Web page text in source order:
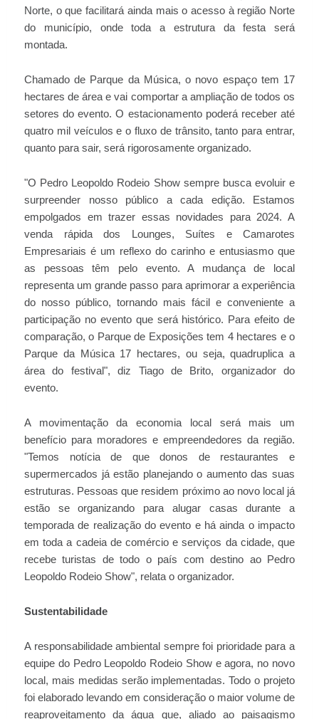
Norte, o que facilitará ainda mais o acesso à região Norte
do município, onde toda a estrutura da festa será
montada.
Chamado de Parque da Música, o novo espaço tem 17
hectares de área e vai comportar a ampliação de todos os
setores do evento. O estacionamento poderá receber até
quatro mil veículos e o fluxo de trânsito, tanto para entrar,
quanto para sair, será rigorosamente organizado.
"O Pedro Leopoldo Rodeio Show sempre busca evoluir e
surpreender nosso público a cada edição. Estamos
empolgados em trazer essas novidades para 2024. A
venda rápida dos Lounges, Suítes e Camarotes
Empresariais é um reflexo do carinho e entusiasmo que
as pessoas têm pelo evento. A mudança de local
representa um grande passo para aprimorar a experiência
do nosso público, tornando mais fácil e conveniente a
participação no evento que será histórico. Para efeito de
comparação, o Parque de Exposições tem 4 hectares e o
Parque da Música 17 hectares, ou seja, quadruplica a
área do festival", diz Tiago de Brito, organizador do
evento.
A movimentação da economia local será mais um
benefício para moradores e empreendedores da região.
"Temos notícia de que donos de restaurantes e
supermercados já estão planejando o aumento das suas
estruturas. Pessoas que residem próximo ao novo local já
estão se organizando para alugar casas durante a
temporada de realização do evento e há ainda o impacto
em toda a cadeia de comércio e serviços da cidade, que
recebe turistas de todo o país com destino ao Pedro
Leopoldo Rodeio Show", relata o organizador.
Sustentabilidade
A responsabilidade ambiental sempre foi prioridade para a
equipe do Pedro Leopoldo Rodeio Show e agora, no novo
local, mais medidas serão implementadas. Todo o projeto
foi elaborado levando em consideração o maior volume de
reaproveitamento da água que, aliado ao paisagismo